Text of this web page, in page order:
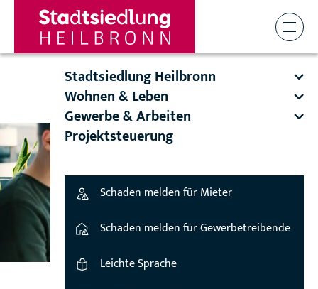
Stadtsiedlung Heilbronn
Wohnen & Leben
Gewerbe & Arbeiten
Projektsteuerung
Schaden melden für Mieter
Schaden melden für Gewerbetreibende
Leichte Sprache